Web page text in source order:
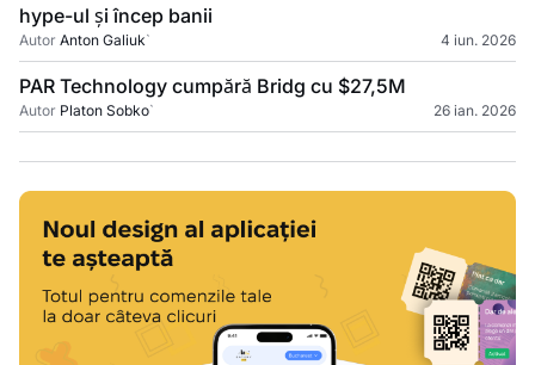
hype-ul și încep banii
Autor Anton Galiuk` 4 iun. 2026
PAR Technology cumpără Bridg cu $27,5M
Autor Platon Sobko` 26 ian. 2026